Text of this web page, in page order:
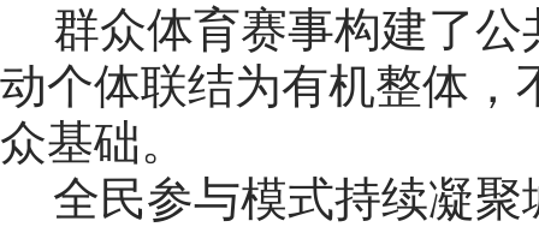
群众体育赛事构建了公
动个体联结为有机整体，
众基础。
全民参与模式持续凝聚